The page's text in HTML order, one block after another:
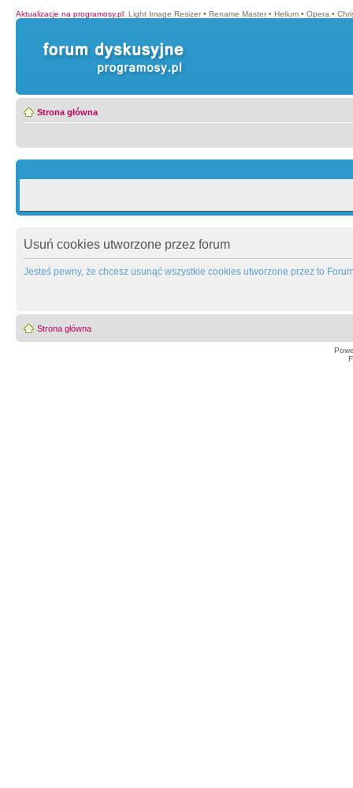
Aktualizacje na programosy.pl: Light Image Resizer • Rename Master • Helium • Opera •
Strona główna
Usuń cookies utworzone przez forum
Jesteś pewny, że chcesz usunąć wszystkie cookies utworzone przez to
Strona główna